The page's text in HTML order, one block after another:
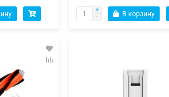
В корзину